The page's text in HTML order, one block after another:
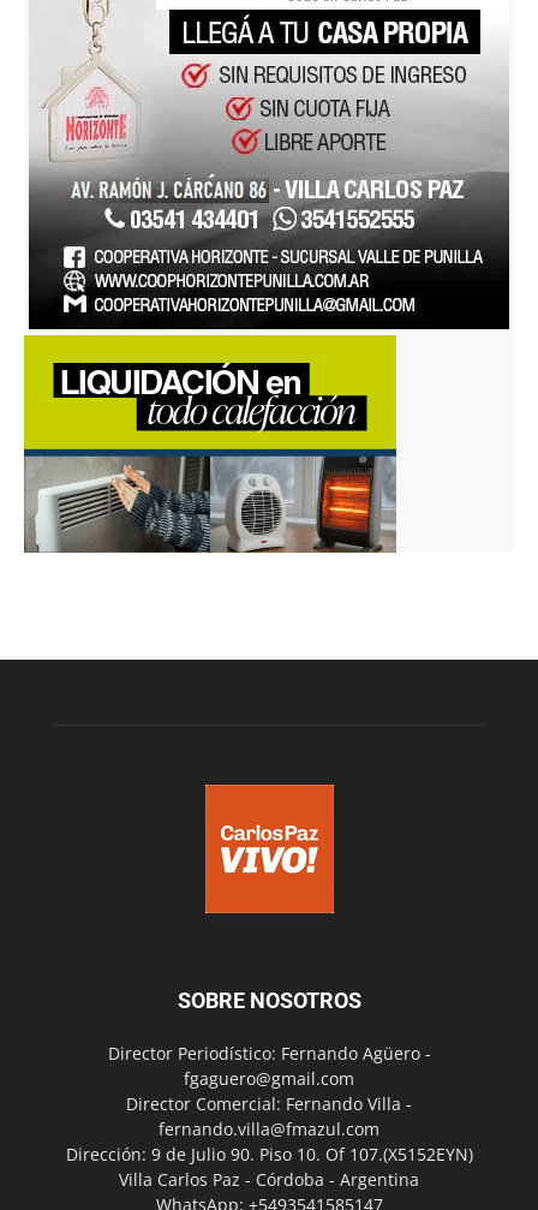
SOBRE NOSOTROS
Director Periodístico: Fernando Agüero -
fgaguero@gmail.com
Director Comercial: Fernando Villa -
fernando.villa@fmazul.com
Dirección: 9 de Julio 90. Piso 10. Of 107.(X5152EYN)
Villa Carlos Paz - Córdoba - Argentina
WhatsApp: +5493541585147